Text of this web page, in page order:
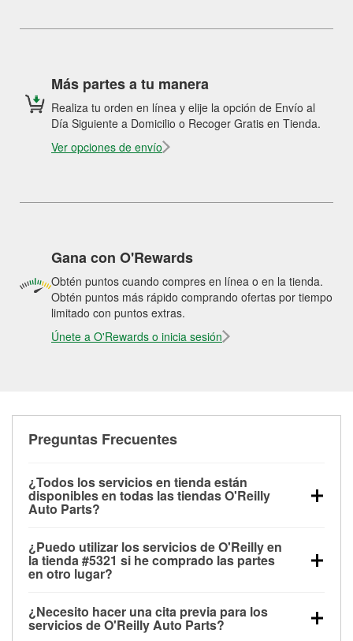
Más partes a tu manera
Realiza tu orden en línea y elije la opción de Envío al
Día Siguiente a Domicilio o Recoger Gratis en Tienda.
Ver opciones de envío
Gana con O'Rewards
Obtén puntos cuando compres en línea o en la tienda.
Obtén puntos más rápido comprando ofertas por tiempo
limitado con puntos extras.
Únete a O'Rewards o inicia sesión
Preguntas Frecuentes
¿Todos los servicios en tienda están
disponibles en todas las tiendas O'Reilly
Auto Parts?
las pruebas de batería, pruebas de alternador y
motor de arranque, revisión de la luz “Check Engine”
con O'Reilly VeriScan® e instalación de
limpiaparabrisas o bombillas, están disponibles en
todas las tiendas O'Reilly Auto Parts. La tienda
¿Puedo utilizar los servicios de O'Reilly en
la tienda #5321 si he comprado las partes
en otro lugar?
de O'Reilly Auto Parts que estén disponibles en la
tienda #5321 de Saint Petersburg, FL aunque hayas
¿Necesito hacer una cita previa para los
servicios de O'Reilly Auto Parts?